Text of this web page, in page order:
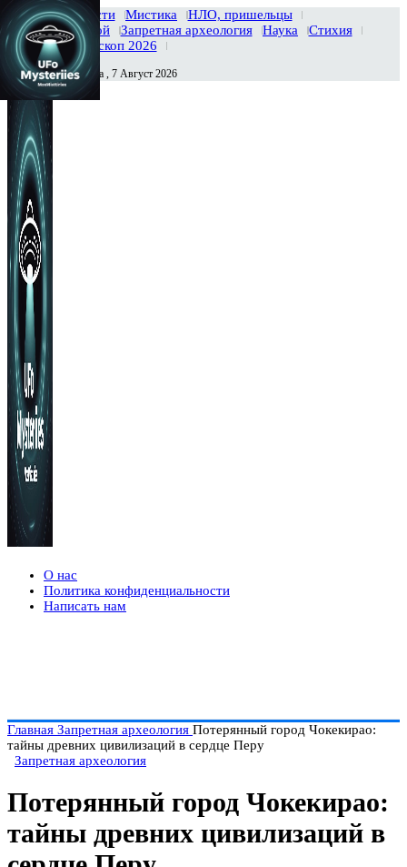
Главная Новости Мистика
НЛО, пришельцы
Тайны вселенной
Запретная археология Наука
Стихия
История
Гороскоп 2026
Сегодня Пятница , 7 Август 2026
О нас
Политика конфиденциальности
Написать нам
Главная Запретная археология Потерянный город Чокекирао:
тайны древних цивилизаций в сердце Перу
Запретная археология
Потерянный город Чокекирао:
тайны древних цивилизаций в